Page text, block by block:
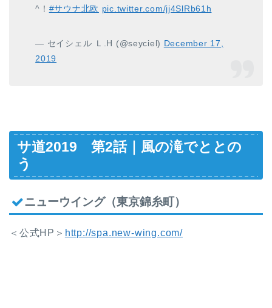
^！ #サウナ北欧 pic.twitter.com/jj4SlRb61h
— セイシェル Ｌ.H (@seyciel) December 17,
2019
サ道2019 第2話｜風の滝でととの
う
ニューウイング（東京錦糸町）
＜公式HP＞ http://spa.new-wing.com/